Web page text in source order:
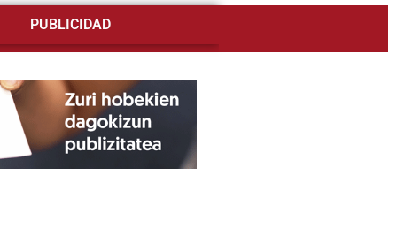
PUBLICIDAD